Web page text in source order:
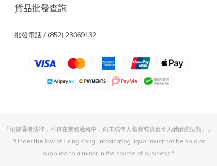
貨品批發查詢
批發電話 / (852) 23069132
『根據香港法律，不得在業務過程中，向未成年人售賣或供應令人醺醉的酒類。』
"Under the law of Hong Kong, intoxicating liquor must not be sold or
supplied to a minor in the course of business."